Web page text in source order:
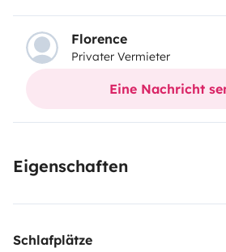
le partage du quotidien nous font
Chaton est fait pour se balader et
nous amène...
Tout est prévu comme pour nous
s'appelle et on échange sur vos
Florence
Privater Vermieter
Eine Nachricht
Eigenschaften
Schlafplätze